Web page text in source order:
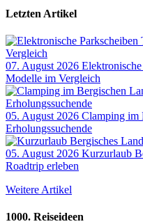
Letzten Artikel
07. August 2026
Modelle im Vergleich
05. August 2026 Clamping im
Erholungssuchende
05. August 2026 Kurzurlaub
Roadtrip erleben
Weitere Artikel
1000. Reiseideen